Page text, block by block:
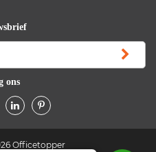
ons
Officetopper